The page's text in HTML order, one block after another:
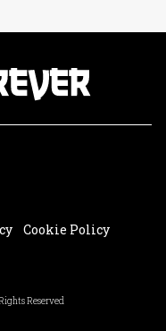
Cookie Policy
Reserved